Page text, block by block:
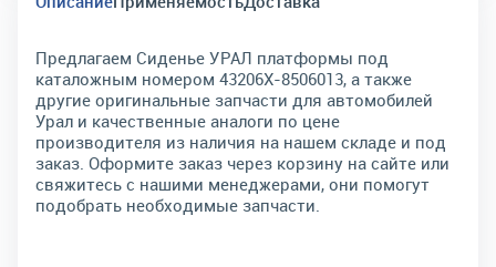
Предлагаем Сиденье УРАЛ платформы под
каталожным номером 43206Х-8506013, а также
другие оригинальные запчасти для автомобилей
Урал и качественные аналоги по цене
производителя из наличия на нашем складе и под
заказ. Оформите заказ через корзину на сайте или
свяжитесь с нашими менеджерами, они помогут
подобрать необходимые запчасти.